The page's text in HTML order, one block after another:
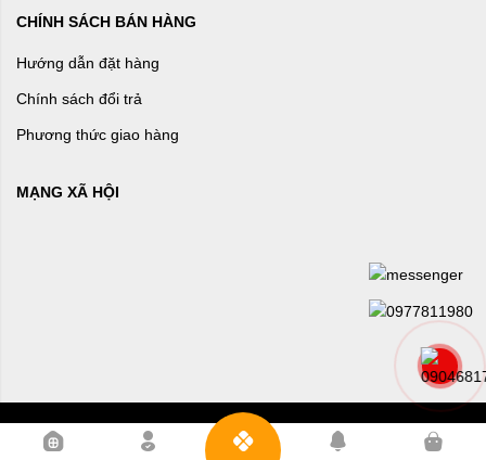
CHÍNH SÁCH BÁN HÀNG
Hướng dẫn đặt hàng
Chính sách đổi trả
Phương thức giao hàng
MẠNG XÃ HỘI